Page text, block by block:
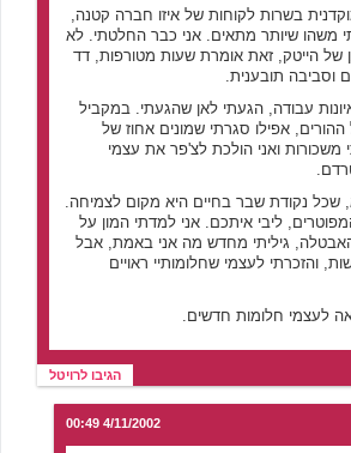
בשרות לקוחות של איזו חברה קטנה,
משהו שיותר מתאים. אני כבר החלטתי. לא
של הייטק, זאת אומרת שעות מטורפות, דד
וסביבה תובענית.
עבודה, הגעתי לאן שהגעתי. במקביל
ההורים, אפילו סגרתי שמונים אחוז של
משכורות ואני הולכת לצ'פר את עצמי
שכל נקודת שבר בחיים היא מקום לצמיחה.
ליבי איתכם. אני למדתי המון על
גיליתי מחדש מה אני באמת, אבל
והזכרתי לעצמי שחלומותיי ראויים
לעצמי חלומות חדשים.
הגיבו לרויטל
4/11/2002 00:49